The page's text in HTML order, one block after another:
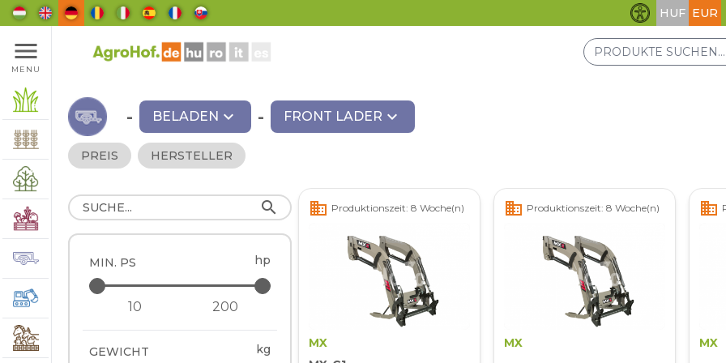
HUF EUR
menu
MENU
- BELADEN expand_more - FRONT LADER expand_more
PREIS HERSTELLER
search
MIN. PS hp
GEWICHT kg
business Produktionszeit: 8 Woche(n)
MX
business Produktionszeit: 8 Woche(n)
MX
business
MX